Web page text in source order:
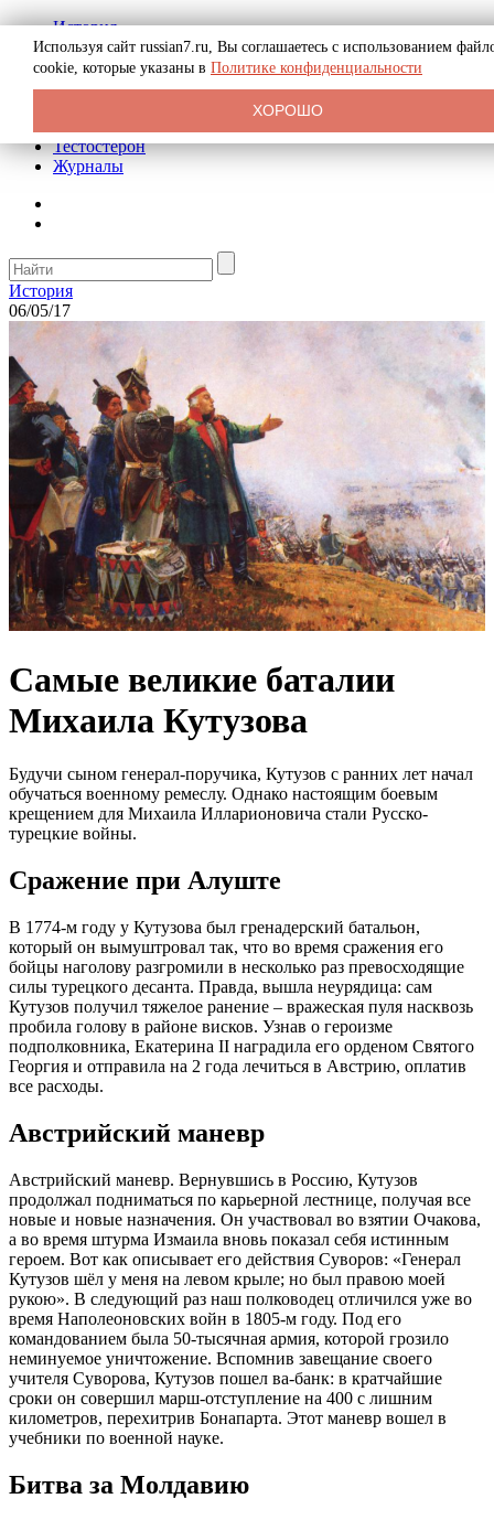
История
Биография
Криминал
Реклама на сайте
Тестостерон
Журналы
История
06/05/17
Самые великие баталии
Михаила Кутузова
Будучи сыном генерал-поручика, Кутузов с ранних лет начал
обучаться военному ремеслу. Однако настоящим боевым
крещением для Михаила Илларионовича стали Русско-
турецкие войны.
Сражение при Алуште
В 1774-м году у Кутузова был гренадерский батальон,
который он вымуштровал так, что во время сражения его
бойцы наголову разгромили в несколько раз превосходящие
силы турецкого десанта. Правда, вышла неурядица: сам
Кутузов получил тяжелое ранение – вражеская пуля насквозь
пробила голову в районе висков. Узнав о героизме
подполковника, Екатерина II наградила его орденом Святого
Георгия и отправила на 2 года лечиться в Австрию, оплатив
все расходы.
Австрийский маневр
Австрийский маневр. Вернувшись в Россию, Кутузов
продолжал подниматься по карьерной лестнице, получая все
новые и новые назначения. Он участвовал во взятии Очакова,
а во время штурма Измаила вновь показал себя истинным
героем. Вот как описывает его действия Суворов: «Генерал
Кутузов шёл у меня на левом крыле; но был правою моей
рукою». В следующий раз наш полководец отличился уже во
время Наполеоновских войн в 1805-м году. Под его
командованием была 50-тысячная армия, которой грозило
неминуемое уничтожение. Вспомнив завещание своего
учителя Суворова, Кутузов пошел ва-банк: в кратчайшие
сроки он совершил марш-отступление на 400 с лишним
километров, перехитрив Бонапарта. Этот маневр вошел в
учебники по военной науке.
Битва за Молдавию
Используя сайт russian7.ru, Вы соглашаетесь с использованием
cookie, которые указаны в Политике конфиденциальности
ХОРОШО